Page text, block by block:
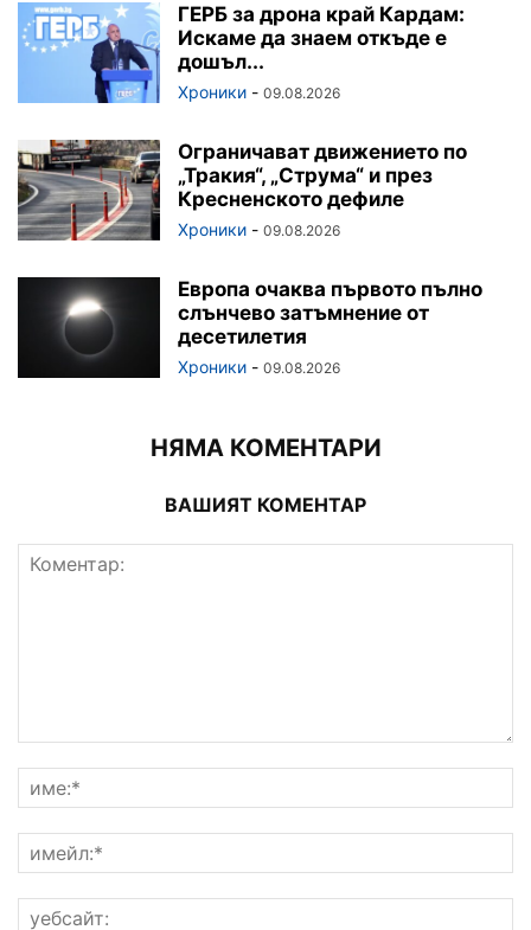
ГЕРБ за дрона край Кардам:
Искаме да знаем откъде е
дошъл...
Хроники - 09.08.2026
Ограничават движението по
„Тракия“, „Струма“ и през
Кресненското дефиле
Хроники - 09.08.2026
Европа очаква първото пълно
слънчево затъмнение от
десетилетия
Хроники - 09.08.2026
НЯМА КОМЕНТАРИ
ВАШИЯТ КОМЕНТАР